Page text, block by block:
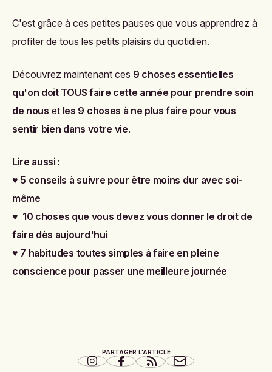
C'est grâce à ces petites pauses que vous apprendrez à
profiter de tous les petits plaisirs du quotidien.
Découvrez maintenant ces 9 choses essentielles
qu'on doit TOUS faire cette année pour prendre soin
de nous et les 9 choses à ne plus faire pour vous
sentir bien dans votre vie.
Lire aussi :
♥ 5 conseils à suivre pour être moins dur avec soi-
même
♥ 10 choses que vous devez vous donner le droit de
faire dès aujourd'hui
♥ 7 habitudes toutes simples à faire en pleine
conscience pour passer une meilleure journée
PARTAGER L'ARTICLE